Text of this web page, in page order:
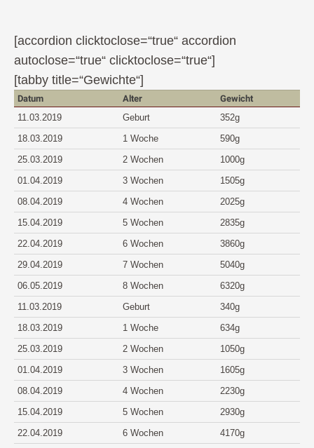
[accordion clicktoclose=“true“ accordion
autoclose=“true“ clicktoclose=“true“]
[tabby title=“Gewichte“]
Datum Alter
Gewicht
11.03.2019
Geburt
352g
18.03.2019
1 Woche
590g
25.03.2019
2 Wochen
1000g
01.04.2019
3 Wochen
1505g
08.04.2019
4 Wochen
2025g
15.04.2019
5 Wochen
2835g
22.04.2019
6 Wochen
3860g
29.04.2019
7 Wochen
5040g
06.05.2019
8 Wochen
6320g
11.03.2019
Geburt
340g
18.03.2019
1 Woche
634g
25.03.2019
2 Wochen
1050g
01.04.2019
3 Wochen
1605g
08.04.2019
4 Wochen
2230g
15.04.2019
5 Wochen
2930g
22.04.2019
6 Wochen 4170g